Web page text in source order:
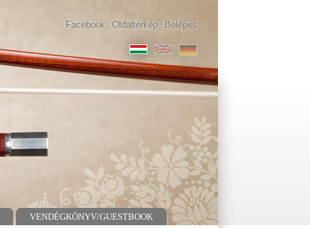
Facebook
Oldaltérkép Belépés
VENDÉGKÖNYV/GUESTBOOK